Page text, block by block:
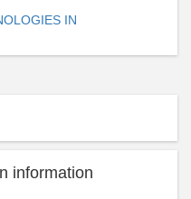
IN
information